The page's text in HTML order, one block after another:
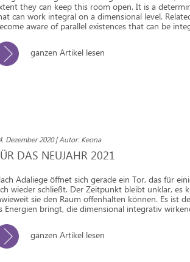
they can keep this room open. It is a
can work integral on a dimensional level.
aware of parallel existences that can be
ganzen Artikel lesen
Dezember 2020 | Autor: Keona
DAS NEUJAHR 2021
Adaliege öffnet sich gerade ein Tor, das für
wieder schließt. Der Zeitpunkt bleibt unklar, es
sie den Raum offenhalten können. Es ist
Energien bringt, die dimensional integrativ
ganzen Artikel lesen